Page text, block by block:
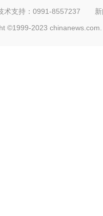
术支持：0991-8557237
©1999-2023